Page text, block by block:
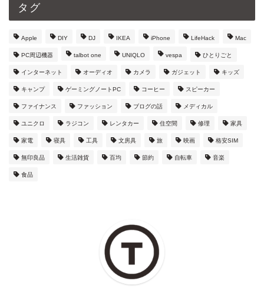
タグ
Apple DIY DJ IKEA iPhone LifeHack Mac
PC周辺機器 talbot one UNIQLO vespa ひとりごと
インターネット オーディオ カメラ ガジェット キッズ
キャンプ ゲーミングノートPC コーヒー スピーカー
ファイナンス ファッション ブログの話 メディカル
ユニクロ ラジコン レンタカー 住空間 修理 家具
家電 寝具 工具 文房具 旅 映画 格安SIM
無印良品 生活雑貨 百均 節約 自転車 音楽
食品